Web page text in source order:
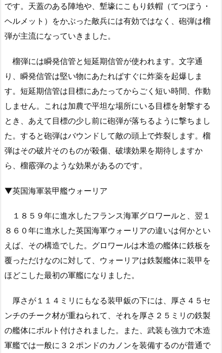
です。天蓋のある陣地や、塹壕にこもり鉄帽（てつぼう・
ヘルメット）をかぶった敵兵には有効ではなく、砲弾は榴
弾が主流になっていきました。
榴弾には瞬発信管と短延期信管が使われます。文字通
り、瞬発信管は堅い物にあたればすぐに炸薬を起爆しま
す。短延期信管は目標にあたってからごく短い時間、作動
しません。これは加農で平坦な場所にいる目標を射撃する
とき、あえて目標の少し前に砲弾が落ちるように撃ちまし
た。すると砲弾はバウンドして敵の頭上で炸裂します。榴
弾はその破片そのものが殺傷、破壊効果を期待しますか
ら、榴霰弾のような効果があるのです。
▼英国海軍装甲艦ウォーリア
１８５９年に進水したフランス海軍グロワールと、翌１
８６０年に進水した英国海軍ウォーリアの違いは何かとい
えば、その構造でした。グロワールは木造の艦体に鉄板を
覆っただけなのに対して、ウォーリアは鉄製艦体に装甲を
ほどこした最初の軍艦になりました。
厚さが１１４ミリにもなる装甲鈑の下には、厚さ４５セ
ンチのチーク材が重ねられて、それを厚さ２５ミリの鉄製
の艦体にボルト付けされました。また、武装も強力で木造
軍艦では一般に３２ポンドのカノンを装備するのが普通で